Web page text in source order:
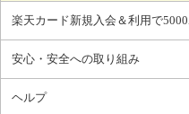
楽天カード新規入会＆利用で5000
安心・安全への取り組み
ヘルプ